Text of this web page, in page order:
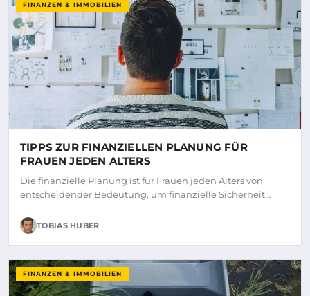
FINANZEN & IMMOBILIEN
TIPPS ZUR FINANZIELLEN PLANUNG FÜR
FRAUEN JEDEN ALTERS
Die finanzielle Planung ist für Frauen jeden Alters von
entscheidender Bedeutung, um finanzielle Sicherheit…
TOBIAS HUBER
FINANZEN & IMMOBILIEN